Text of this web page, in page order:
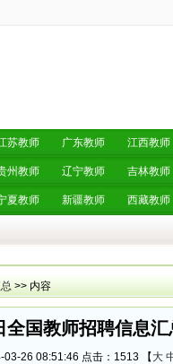
苏教师 广东教师 江西教师
州教师 辽宁教师 吉林教师
夏教师 新疆教师 西藏教师
>> 内容
全国教师招聘信息
03-26 08:51:46 点击： 1513 【 大